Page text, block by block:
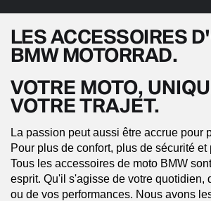
LES ACCESSOIRES
BMW MOTORRAD.
VOTRE MOTO,
VOTRE TRAJET.
La passion peut aussi être accrue pour
Pour plus de confort, plus de sécurité et
Tous les accessoires de moto BMW
esprit. Qu'il s'agisse de votre quotidien,
ou de vos performances. Nous avons